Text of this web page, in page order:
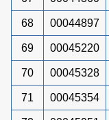
68 00044897
69 00045220
70 00045328
71 00045354